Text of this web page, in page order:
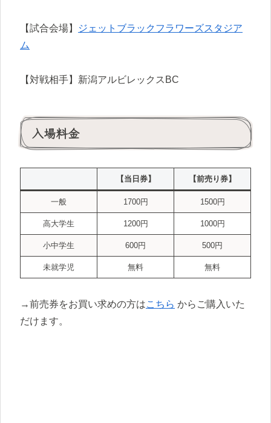
【試合会場】
ジェットブラックフラワーズスタジア
ム
【対戦相手】新潟アルビレックスBC
入場料金
【当日券】 【前売り券】
一般 1700円 1500円
高大学生 1200円 1000円
小中学生 600円 500円
未就学児 無料 無料
→前売券をお買い求めの方はこちら からご購入いた
だけます。